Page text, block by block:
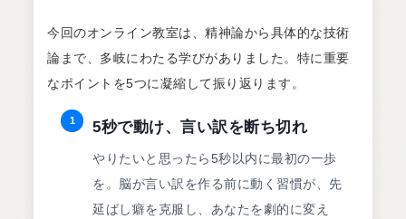
今回のオンライン教室は、精神論から具体的な技術
論まで、多岐にわたる学びがありました。特に重要
なポイントを5つに凝縮して振り返ります。
1 5秒で動け、言い訳を断ち切れ
やりたいと思ったら5秒以内に最初の一歩
を。脳が言い訳を作る前に動く習慣が、先
延ばし癖を克服し、あなたを劇的に変え